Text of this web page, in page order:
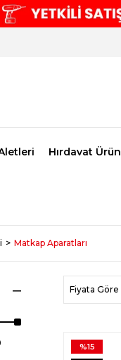
Hırdavat
Matkap Aparatları
Fiyata Göre
%15